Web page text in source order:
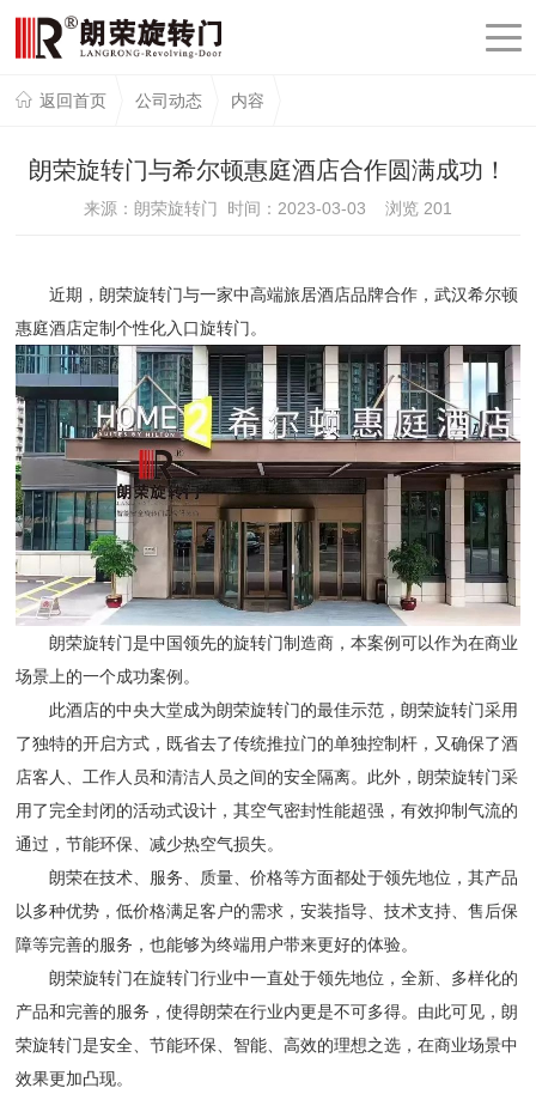
返回首页 公司动态 内容
朗荣旋转门与希尔顿惠庭酒店合作圆满成功！
来源：朗荣旋转门 时间：2023-03-03 浏览 201
近期，朗荣旋转门与一家中高端旅居酒店品牌合作，武汉希尔顿
惠庭酒店定制个性化入口旋转门。
朗荣旋转门是中国领先的旋转门制造商，本案例可以作为在商业
场景上的一个成功案例。
此酒店的中央大堂成为朗荣旋转门的最佳示范，朗荣旋转门采用
了独特的开启方式，既省去了传统推拉门的单独控制杆，又确保了酒
店客人、工作人员和清洁人员之间的安全隔离。此外，朗荣旋转门采
用了完全封闭的活动式设计，其空气密封性能超强，有效抑制气流的
通过，节能环保、减少热空气损失。
朗荣在技术、服务、质量、价格等方面都处于领先地位，其产品
以多种优势，低价格满足客户的需求，安装指导、技术支持、售后保
障等完善的服务，也能够为终端用户带来更好的体验。
朗荣旋转门在旋转门行业中一直处于领先地位，全新、多样化的
产品和完善的服务，使得朗荣在行业内更是不可多得。由此可见，朗
荣旋转门是安全、节能环保、智能、高效的理想之选，在商业场景中
效果更加凸现。